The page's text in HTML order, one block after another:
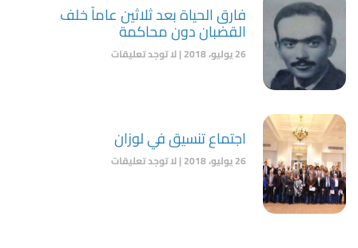
فارق الحياة بعد ثلاثين عاماً خلف
القضبان دون محاكمة
26 يوليو، 2018 لا توجد تعليقات
اجتماع تنسيق في لوزان
26 يوليو، 2018 لا توجد تعليقات